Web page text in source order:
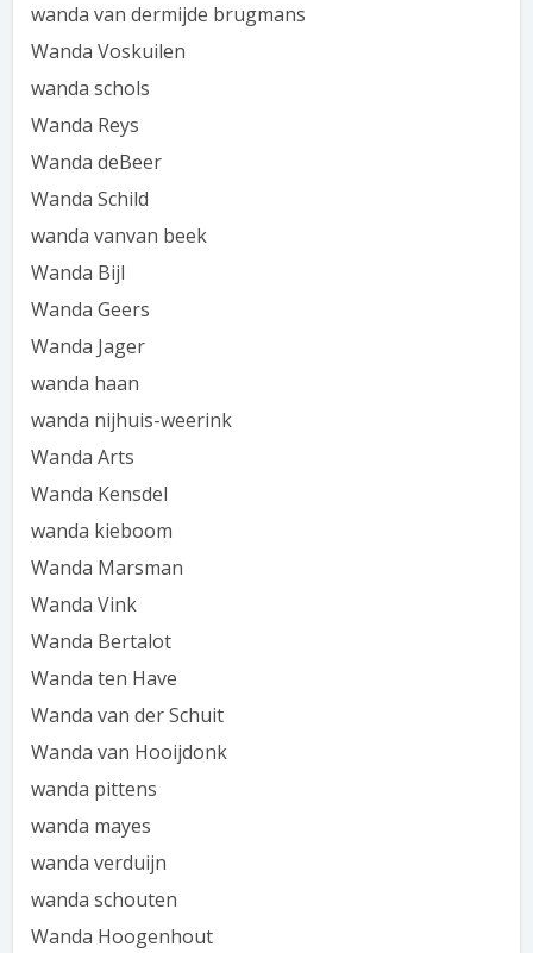
wanda van dermijde brugmans
Wanda Voskuilen
wanda schols
Wanda Reys
Wanda deBeer
Wanda Schild
wanda vanvan beek
Wanda Bijl
Wanda Geers
Wanda Jager
wanda haan
wanda nijhuis-weerink
Wanda Arts
Wanda Kensdel
wanda kieboom
Wanda Marsman
Wanda Vink
Wanda Bertalot
Wanda ten Have
Wanda van der Schuit
Wanda van Hooijdonk
wanda pittens
wanda mayes
wanda verduijn
wanda schouten
Wanda Hoogenhout